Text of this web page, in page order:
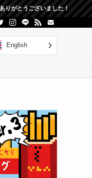
した！
English